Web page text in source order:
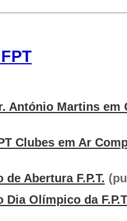
António Martins em
Clubes em Ar
Abertura F.P.T.
Dia Olímpico da